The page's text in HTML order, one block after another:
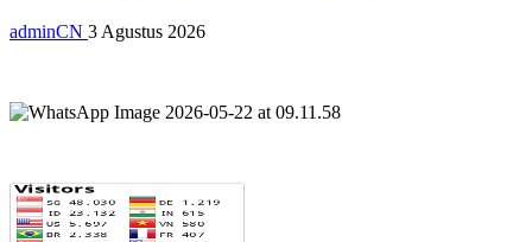
adminCN 3 Agustus 2026